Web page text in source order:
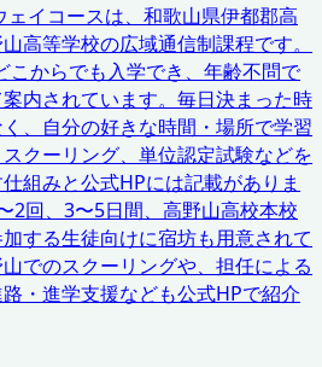
イコースは、和歌山県伊都郡高
高等学校の広域通信制課程です。
こからでも入学でき、年齢不問で
内されています。毎日決まった時
、自分の好きな時間・場所で学習
クーリング、単位認定試験などを
組みと公式HPには記載がありま
2回、3〜5日間、高野山高校本校
する生徒向けに宿坊も用意されて
でのスクーリングや、担任による
・進学支援なども公式HPで紹介